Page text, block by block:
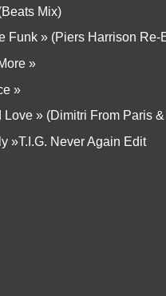
Mix)
Funk » (Piers Harrison Re-
»
»
Love » (Dimitri From Paris
»T.I.G. Never Again Edit